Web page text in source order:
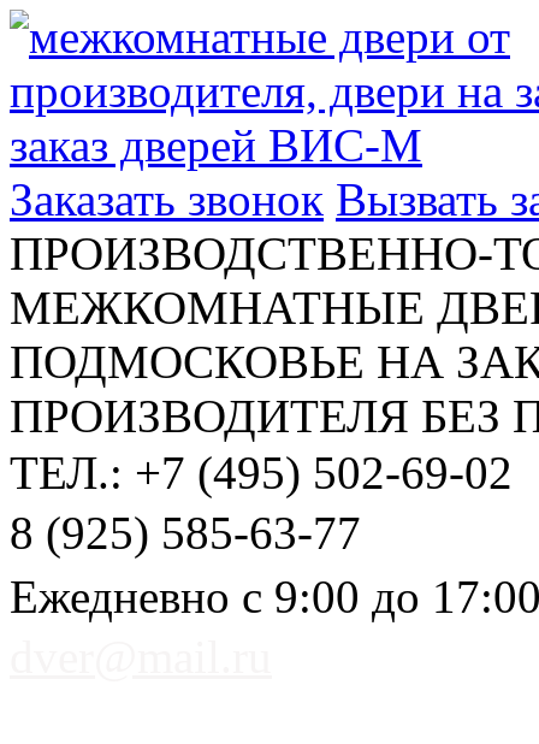
Заказать звонок Вызвать
ПРОИЗВОДСТВЕННО-
МЕЖКОМНАТНЫЕ
ПОДМОСКОВЬЕ НА
ПРОИЗВОДИТЕЛЯ БЕЗ
ТЕЛ.: +7 (495) 502-69-02
8 (925) 585-63-77
Ежедневно с 9:00 до